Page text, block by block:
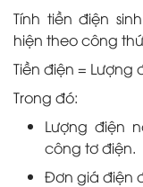
Tính tiền điện
hiện theo công
Tiền điện =
Trong đó:
Lượng điện
công tơ điện.
Đơn giá điện